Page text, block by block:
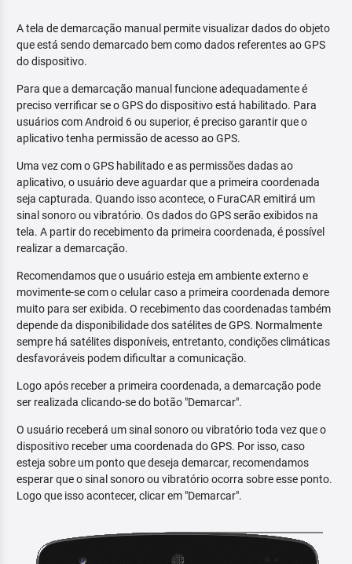
A tela de demarcação manual permite visualizar dados do objeto
que está sendo demarcado bem como dados referentes ao GPS
do dispositivo.
Para que a demarcação manual funcione adequadamente é
preciso verrificar se o GPS do dispositivo está habilitado. Para
usuários com Android 6 ou superior, é preciso garantir que o
aplicativo tenha permissão de acesso ao GPS.
Uma vez com o GPS habilitado e as permissões dadas ao
aplicativo, o usuário deve aguardar que a primeira coordenada
seja capturada. Quando isso acontece, o FuraCAR emitirá um
sinal sonoro ou vibratório. Os dados do GPS serão exibidos na
tela. A partir do recebimento da primeira coordenada, é possível
realizar a demarcação.
Recomendamos que o usuário esteja em ambiente externo e
movimente-se com o celular caso a primeira coordenada demore
muito para ser exibida. O recebimento das coordenadas também
depende da disponibilidade dos satélites de GPS. Normalmente
sempre há satélites disponíveis, entretanto, condições climáticas
desfavoráveis podem dificultar a comunicação.
Logo após receber a primeira coordenada, a demarcação pode
ser realizada clicando-se do botão "Demarcar".
O usuário receberá um sinal sonoro ou vibratório toda vez que o
dispositivo receber uma coordenada do GPS. Por isso, caso
esteja sobre um ponto que deseja demarcar, recomendamos
esperar que o sinal sonoro ou vibratório ocorra sobre esse ponto.
Logo que isso acontecer, clicar em "Demarcar".